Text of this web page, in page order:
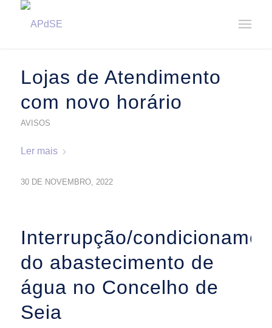
Lojas de Atendimento
com novo horário
AVISOS
Ler mais
30 DE NOVEMBRO, 2022
Interrupção/
do abastecimento de
água no Concelho de
Seia